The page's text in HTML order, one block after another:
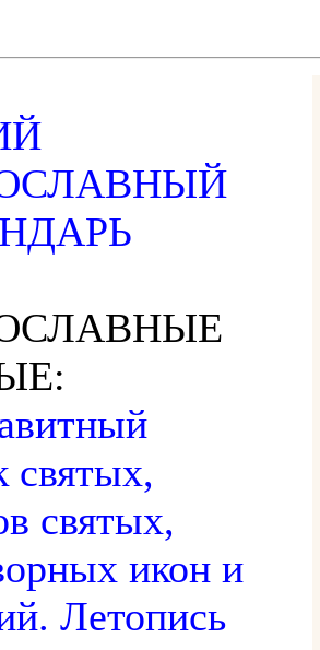
святых,
святых,
икон и
Летопись